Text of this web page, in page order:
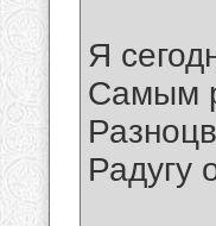
Я
Самым
Радугу